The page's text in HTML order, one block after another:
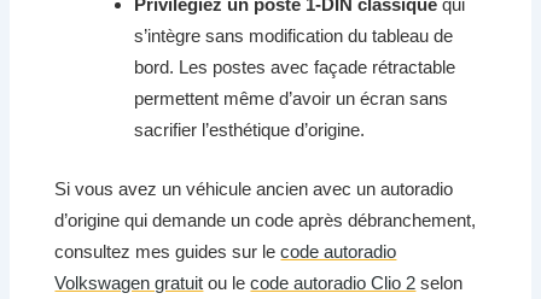
s’intègre sans modification du tableau de
bord. Les postes avec façade rétractable
permettent même d’avoir un écran sans
sacrifier l’esthétique d’origine.
Si vous avez un véhicule ancien avec un autoradio
d’origine qui demande un code après débranchement,
consultez mes guides sur lecode autoradio
Volkswagen gratuit ou lecode autoradio Clio 2 selon